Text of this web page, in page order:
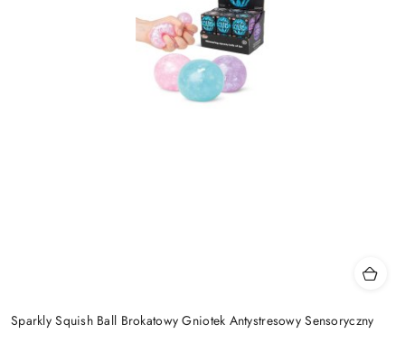
Sparkly Squish Ball Brokatowy Gniotek Antystresowy Sensoryczny